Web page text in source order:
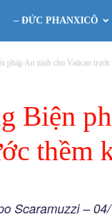
Phanxicô
– ĐỨC PHANXICÔ
pháp An ninh cho Vatican trước
Biện
thềm
Scaramuzzi –